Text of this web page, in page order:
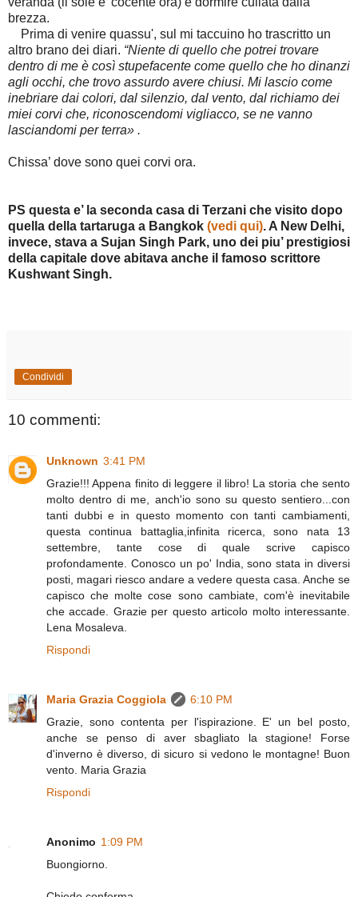
brezza.
Prima di venire quassu', sul mi taccuino ho trascritto un
altro brano dei diari. “Niente di quello che potrei trovare
dentro di me è così stupefacente come quello che ho dinanzi
agli occhi, che trovo assurdo avere chiusi. Mi lascio come
inebriare dai colori, dal silenzio, dal vento, dal richiamo dei
miei corvi che, riconoscendomi vigliacco, se ne vanno
lasciandomi per terra» .
Chissa’ dove sono quei corvi ora.
PS questa e’ la seconda casa di Terzani che visito dopo
quella della tartaruga a Bangkok (vedi qui). A New Delhi,
invece, stava a Sujan Singh Park, uno dei piu’ prestigiosi
della capitale dove abitava anche il famoso scrittore
Kushwant Singh.
Condividi
10 commenti:
Unknown 3:41 PM
Grazie!!! Appena finito di leggere il libro! La storia che sento
molto dentro di me, anch'io sono su questo sentiero...con
tanti dubbi e in questo momento con tanti cambiamenti,
questa continua battaglia,infinita ricerca, sono nata 13
settembre, tante cose di quale scrive capisco
profondamente. Conosco un po' India, sono stata in diversi
posti, magari riesco andare a vedere questa casa. Anche se
capisco che molte cose sono cambiate, com'è inevitabile
che accade. Grazie per questo articolo molto interessante.
Lena Mosaleva.
Rispondi
Maria Grazia Coggiola
6:10 PM
Grazie, sono contenta per l'ispirazione. E' un bel posto,
anche se penso di aver sbagliato la stagione! Forse
d'inverno è diverso, di sicuro si vedono le montagne! Buon
vento. Maria Grazia
Rispondi
Anonimo 1:09 PM
Buongiorno.